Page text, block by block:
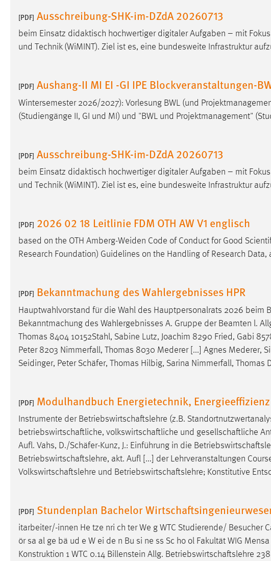
[PDF] Ausschreibung-SHK-im-DZdA 20260713
beim Einsatz didaktisch hochwertiger digitaler Aufgaben – mit
und Technik (WiMINT). Ziel ist es, eine bundesweite Infrastruktur
[PDF] Aushang-II MI EI -GI IPE Blockveranstaltungen-
Wintersemester 2026/2027): Vorlesung BWL (und
(Studiengänge II, GI und MI) und "BWL und Projektmanagement"
[PDF] Ausschreibung-SHK-im-DZdA 20260713
beim Einsatz didaktisch hochwertiger digitaler Aufgaben – mit
und Technik (WiMINT). Ziel ist es, eine bundesweite Infrastruktur
[PDF] 2026 02 18 Leitlinie FDM OTH AW V1 englisch
based on the OTH Amberg-Weiden Code of Conduct for Good
Research Foundation) Guidelines on the Handling of Research Data,
[PDF] Bekanntmachung des Wahlergebnisses HPR
Hauptwahlvorstand für die Wahl des Hauptpersonalrats 2026 beim
Bekanntmachung des Wahlergebnisses A. Gruppe der Beamten l.
Thomas 8404 10152Stahl, Sabine Lutz, Joachim 8290 Fried, Gabi
Peter 8203 Nimmerfall, Thomas 8030 Mederer [...] Agnes Mederer,
Seidinger, PeterSchäfer, Thomas Hilbig, Sarina Nimmerfall, Thomas
[PDF] Modulhandbuch Energietechnik,
Instrumente der Betriebswirtschaftslehre (z.B.
betriebswirtschaftliche, volkswirtschaftliche und gesellschaftliche
Aufl. Vahs, D./Schäfer-Kunz, J.: Einführung in die
Betriebswirtschaftslehre, akt. Aufl [...] der Lehrveranstaltungen
Volkswirtschaftslehre und Betriebswirtschaftslehre; Konstitutive
[PDF] Stundenplan Bachelor
itarbeiter/-innen He tze nri ch ter We g WTC Studierende/ Besucher
ör sa al ge bä ud e W ei de n Bu si ne ss Sc ho ol Fakultät WIG
Konstruktion 1 WTC 0.14 Billenstein Allg. Betriebswirtschaftslehre
Name:
MibewSessionID, MIBEW_UserID,
Zweck:
Wird benötigt um die Chatfunktion
nutzen zu können.
Cookie Laufzeit: MibewSessionID, mibew-chat-frame-
Jahre, MIBEW_UserID = 1 Jahr
Login
Zweck:
Dieser Cookie ist notwendig um sich an
Cookie Laufzeit: 24 Stunden
STATISTIK
Statistik Cookies erfassen Informationen anonym.
Diese Informationen helfen uns zu verstehen, wie
unsere Besucher unsere Website nutzen.
Matomo
Zweck: Zugriffsstatistik
Cookie Laufzeit: Max. 13 Monate
MARKETING
Marketing Cookies werden von Drittanbietern
hinweg verfolgen.
Google Ads
Name: _gcl_au